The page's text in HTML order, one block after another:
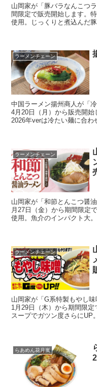
山岡家が「豚バラなんこつ
間限定で販売開始します。
使用。じっくりと煮込んだ
ラーメンチェーン
中国ラーメン揚州商人が「
4月20日（月）から販売開始
2026年verは冷たい麺に合わ
少ない部位を選別し余分な
ラーメンチェーン
山岡家が「和節とんこつ醤
月27日（金）から期間限定
使用。魚介のインパクト大
トな太麺、デカいチャーシ
ラーメンチェーン
山岡家が「G系特製もやし
1月29日（木）から期間限
スープでガツン度さらにUP。
らあめん花月嵐